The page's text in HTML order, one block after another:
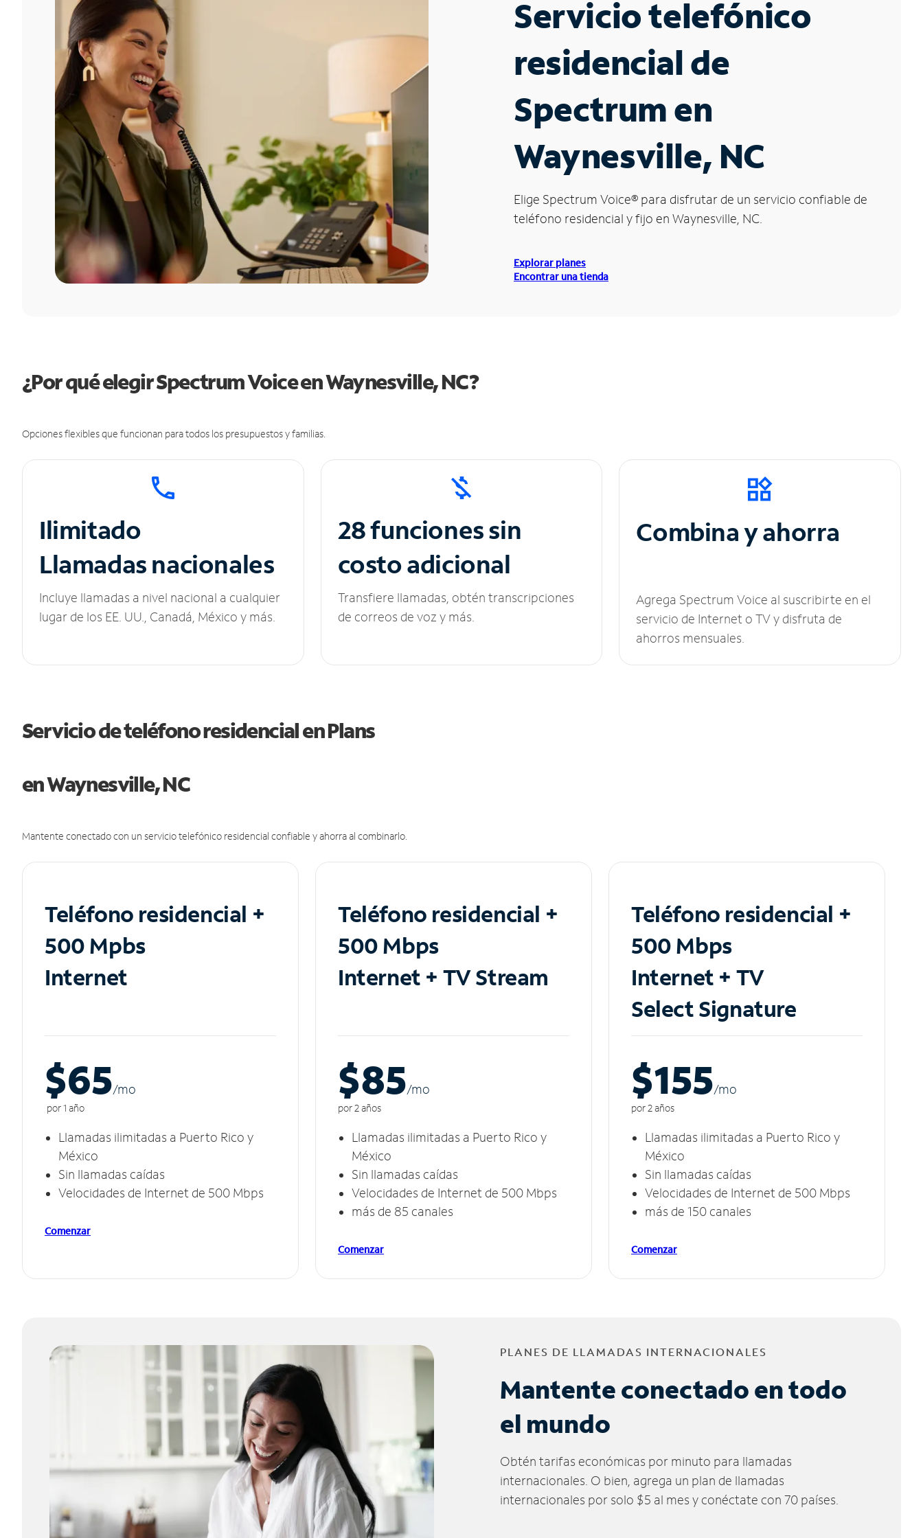
Servicio telefónico
residencial de
Spectrum en
Waynesville, NC
Elige Spectrum Voice® para disfrutar de un servicio confiable de
teléfono residencial y fijo en Waynesville, NC.
Explorar planes
Encontrar una tienda
¿Por qué elegir Spectrum Voice en Waynesville, NC?
Opciones flexibles que funcionan para todos los presupuestos y familias.
Ilimitado
Llamadas nacionales
Incluye llamadas a nivel nacional a cualquier
lugar de los EE. UU., Canadá, México y más.
28 funciones sin
costo adicional
Transfiere llamadas, obtén transcripciones
de correos de voz y más.
Combina y ahorra
Agrega Spectrum Voice al suscribirte en el
servicio de Internet o TV y disfruta de
ahorros mensuales.
Servicio de teléfono residencial en Plans
en Waynesville, NC
Mantente conectado con un servicio telefónico residencial confiable y ahorra al combinarlo.
Teléfono residencial +
500 Mpbs
Internet
$65/mo
por 1 año
Llamadas ilimitadas a Puerto Rico y
México
Sin llamadas caídas
Velocidades de Internet de 500 Mbps
Comenzar
Teléfono residencial +
500 Mbps
Internet + TV Stream
$85/mo
por 2 años
Llamadas ilimitadas a Puerto Rico y
México
Sin llamadas caídas
Velocidades de Internet de 500 Mbps
más de 85 canales
Comenzar
Teléfono residencial +
500 Mbps
Internet + TV
Select Signature
$155/mo
por 2 años
Llamadas ilimitadas a Puerto Rico y
México
Sin llamadas caídas
Velocidades de Internet de 500 Mbps
más de 150 canales
Comenzar
PLANES DE LLAMADAS INTERNACIONALES
Mantente conectado en todo
el mundo
Obtén tarifas económicas por minuto para llamadas
internacionales. O bien, agrega un plan de llamadas
internacionales por solo $5 al mes y conéctate con 70 países.